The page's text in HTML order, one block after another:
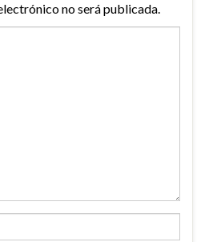
no será publicada.